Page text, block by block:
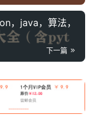
，java，算法，
下一篇